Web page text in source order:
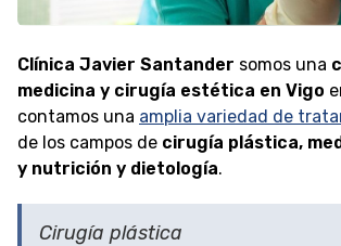
Clínica Javier Santander somos una
medicina y cirugía estética en Vigo
contamos una amplia variedad de
de los campos de cirugía plástica,
y nutrición y dietología.
Cirugía plástica